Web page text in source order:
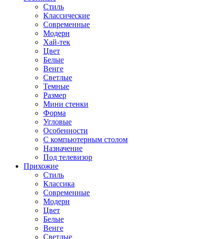
Стиль
Классические
Современные
Модерн
Хай-тек
Цвет
Белые
Венге
Светлые
Темные
Размер
Мини стенки
Форма
Угловые
Особенности
С компьютерным столом
Назначение
Под телевизор
Прихожие
Стиль
Классика
Современные
Модерн
Цвет
Белые
Венге
Светлые